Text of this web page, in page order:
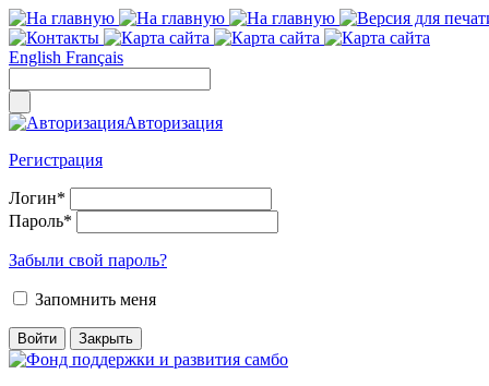
English Français
Авторизация
Регистрация
Логин*
Пароль*
Забыли свой пароль?
Запомнить меня